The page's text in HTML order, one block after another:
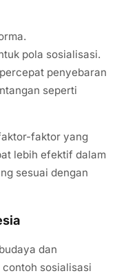
pola sosialisasi.
penyebaran
seperti
faktor yang
lebih efektif dalam
sesuai dengan
dan
sosialisasi